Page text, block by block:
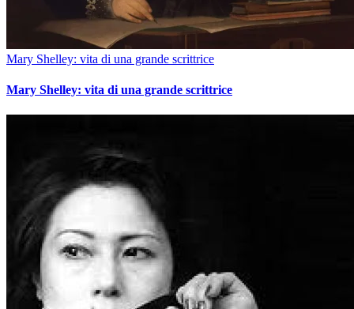
Mary Shelley: vita di una grande scrittrice
Mary Shelley: vita di una grande scrittrice